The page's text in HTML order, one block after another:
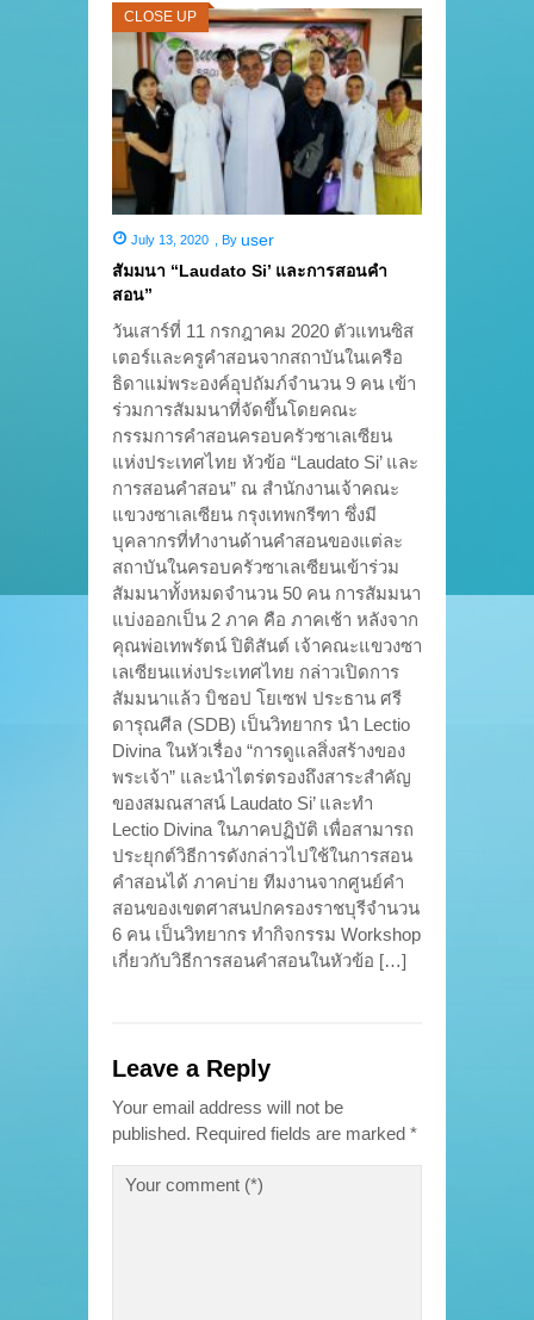
CLOSE UP
July 13, 2020 By user
สัมมนา “Laudato Si’ และการสอนคำ
สอน”
วันเสาร์ที่ 11 กรกฎาคม 2020 ตัวแทนซิส
เตอร์และครูคำสอนจากสถาบันในเครือ
ธิดาแม่พระองค์อุปถัมภ์จำนวน 9 คน เข้า
ร่วมการสัมมนาที่จัดขึ้นโดยคณะ
กรรมการคำสอนครอบครัวซาเลเซียน
แห่งประเทศไทย หัวข้อ “Laudato Si’ และ
การสอนคำสอน” ณ สำนักงานเจ้าคณะ
แขวงซาเลเซียน กรุงเทพกรีฑา ซึ่งมี
บุคลากรที่ทำงานด้านคำสอนของแต่ละ
สถาบันในครอบครัวซาเลเซียนเข้าร่วม
สัมมนาทั้งหมดจำนวน 50 คน การสัมมนา
แบ่งออกเป็น 2 ภาค คือ ภาคเช้า หลังจาก
คุณพ่อเทพรัตน์ ปิติสันต์ เจ้าคณะแขวงซา
เลเซียนแห่งประเทศไทย กล่าวเปิดการ
สัมมนาแล้ว บิชอป โยเซฟ ประธาน ศรี
ดารุณศีล (SDB) เป็นวิทยากร นำ Lectio
Divina ในหัวเรื่อง “การดูแลสิ่งสร้างของ
พระเจ้า” และนำไตร่ตรองถึงสาระสำคัญ
ของสมณสาสน์ Laudato Si’ และทำ
Lectio Divina ในภาคปฏิบัติ เพื่อสามารถ
ประยุกต์วิธีการดังกล่าวไปใช้ในการสอน
คำสอนได้ ภาคบ่าย ทีมงานจากศูนย์คำ
สอนของเขตศาสนปกครองราชบุรีจำนวน
6 คน เป็นวิทยากร ทำกิจกรรม Workshop
เกี่ยวกับวิธีการสอนคำสอนในหัวข้อ […]
Leave a Reply
Your email address will not be
published. Required fields are marked *